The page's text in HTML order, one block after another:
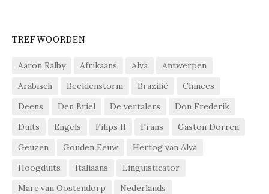
TREFWOORDEN
Aaron Ralby Afrikaans Alva
Antwerpen
Arabisch
Beeldenstorm Brazilië
Chinees
Deens
Den Briel De vertalers
Don Frederik
Duits
Engels Filips II Frans
Gaston Dorren
Geuzen
Gouden Eeuw
Hertog van Alva
Hoogduits
Italiaans
Linguisticator
Marc van Oostendorp
Nederlands